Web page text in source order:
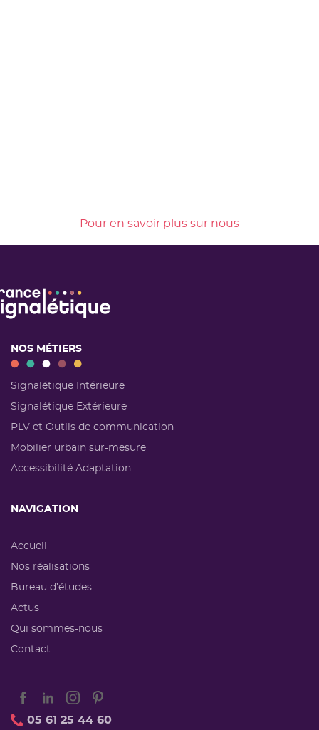
Pour en savoir plus sur nous
NOS MÉTIERS
Signalétique Intérieure
Signalétique Extérieure
PLV et Outils de communication
Mobilier urbain sur-mesure
Accessibilité Adaptation
NAVIGATION
Accueil
Nos réalisations
Bureau d’études
Actus
Qui sommes-nous
Contact
05 61 25 44 60